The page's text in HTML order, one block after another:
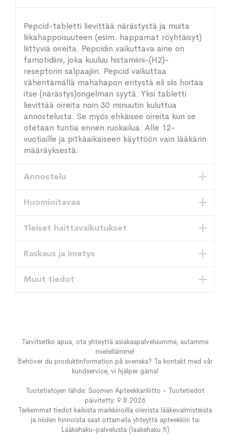
Pepcid-tabletti lievittää närästystä ja muita
liikahappoisuuteen (esim. happamat röyhtäisyt)
liittyviä oireita. Pepcidin vaikuttava aine on
famotidiini, joka kuuluu histamiini-(H2)-
reseptorin salpaajiin. Pepcid vaikuttaa
vähentämällä mahahapon eritystä eli siis hoitaa
itse (närästys)ongelman syytä. Yksi tabletti
lievittää oireita noin 30 minuutin kuluttua
annostelusta. Se myös ehkäisee oireita kun se
otetaan tuntia ennen ruokailua. Alle 12-
vuotiaille ja pitkäaikaiseen käyttöön vain lääkärin
määräyksestä.
Annostelu
Huomioitavaa
Yleiset haittavaikutukset
Raskaus ja imetys
Muut tiedot
Tarvitsetko apua, ota yhteyttä asiakaspalveluumme, autamme
mielellämme!
Behöver du produktinformation på svenska? Ta kontakt med vår
kundservice, vi hjälper gärna!
Tuotetietojen lähde: Suomen Apteekkariliitto - Tuotetiedot
päivitetty: 9.8.2026
Tarkemmat tiedot kaikista markkinoilla olevista lääkevalmisteista
ja niiden hinnoista saat ottamalla yhteyttä apteekkiin tai
Lääkehaku-palvelusta (laakehaku.fi)